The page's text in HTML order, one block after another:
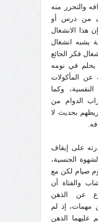
والتحرر منه
من درس أو
إن هذا الانشغال
يشبه انشغال
فكر الجائع
يحلم في نومه
عن المأكولات
وكما
الدوام من
بحديث لا
على إيقاف
الجنسية،
صيام لكن مع
والفتاة أن
عن الذهن
مهمات، إذ لم
عليهما الذهن